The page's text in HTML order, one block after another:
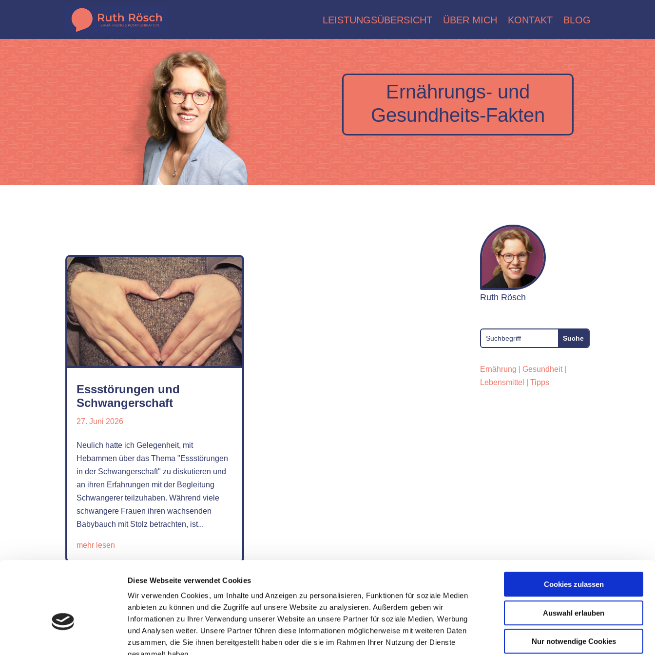
Diese Webseite verwendet Cookies
Wir verwenden Cookies, um Inhalte und Anzeigen zu personalisieren, Funktionen für soziale Medien
anbieten zu können und die Zugriffe auf unsere Website zu analysieren. Außerdem geben wir
Informationen zu Ihrer Verwendung unserer Website an unsere Partner für soziale Medien, Werbung
und Analysen weiter. Unsere Partner führen diese Informationen möglicherweise mit weiteren Daten
zusammen, die Sie ihnen bereitgestellt haben oder die sie im Rahmen Ihrer Nutzung der Dienste
Cookies zulassen
Auswahl erlauben
Nur notwendige Cookies
LEISTUNGSÜBERSICHT ÜBER MICH KONTAKT BLOG
Ernährungs- und
Gesundheits-Fakten
Essstörungen und
Schwangerschaft
27. Juni 2026
Neulich hatte ich Gelegenheit, mit
Hebammen über das Thema "Essstörungen
in der Schwangerschaft" zu diskutieren und
an ihren Erfahrungen mit der Begleitung
Schwangerer teilzuhaben. Während viele
schwangere Frauen ihren wachsenden
Babybauch mit Stolz betrachten, ist...
mehr lesen
Ruth Rösch
Ernährung |Gesundheit|
Lebensmittel
|Tipps
Impressum Datenschutz